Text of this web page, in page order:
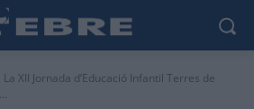
La XII Jornada d’Educació Infantil Terres de